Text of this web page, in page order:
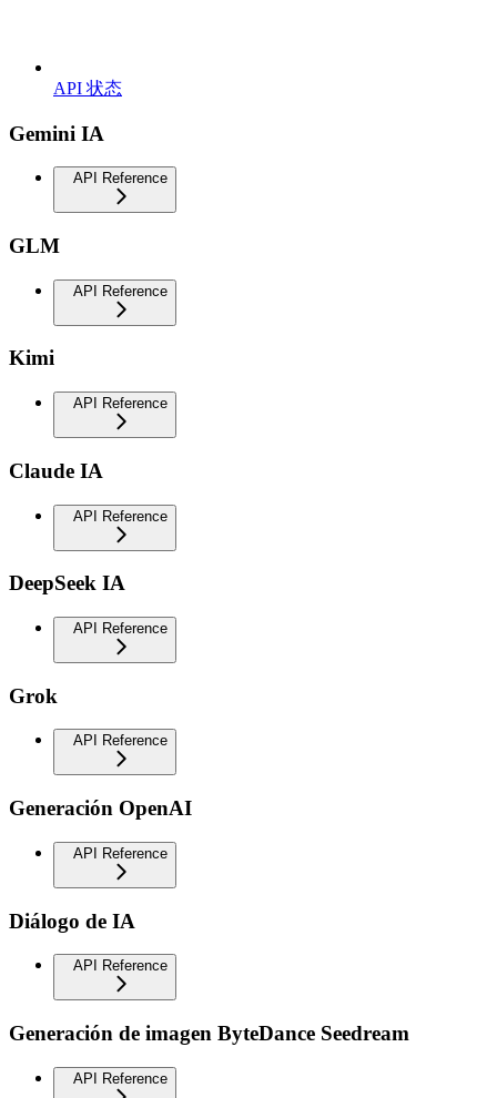
API 状态
Gemini IA
API Reference
GLM
API Reference
Kimi
API Reference
Claude IA
API Reference
DeepSeek IA
API Reference
Grok
API Reference
Generación OpenAI
API Reference
Diálogo de IA
API Reference
Generación de imagen ByteDance Seedream
API Reference